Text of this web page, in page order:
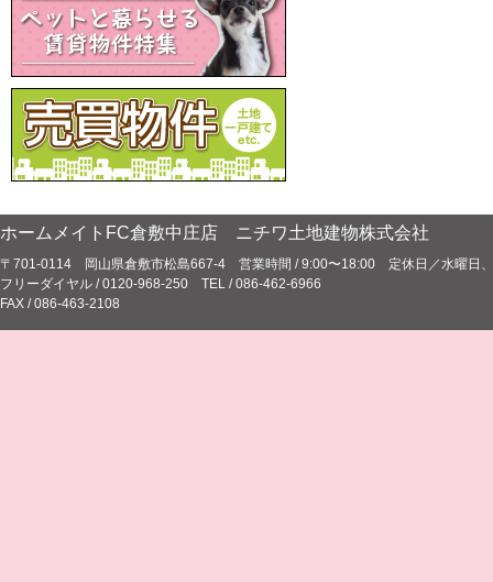
ホームメイトFC倉敷中庄店 ニチワ土地建物株式会社
〒701-0114 岡山県倉敷市松島667-4 営業時間 / 9:00〜18:00 定休日／水曜日、
フリーダイヤル / 0120-968-250 TEL / 086-462-6966
FAX / 086-463-2108